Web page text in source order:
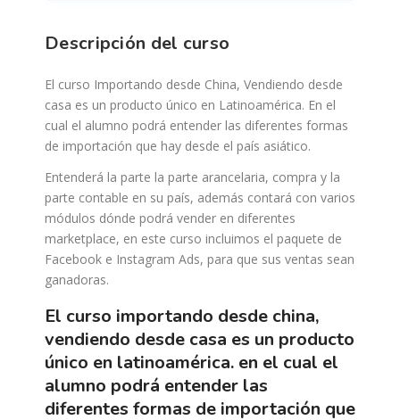
Descripción del curso
El curso Importando desde China, Vendiendo desde
casa es un producto único en Latinoamérica. En el
cual el alumno podrá entender las diferentes formas
de importación que hay desde el país asiático.
Entenderá la parte la parte arancelaria, compra y la
parte contable en su país, además contará con varios
módulos dónde podrá vender en diferentes
marketplace, en este curso incluimos el paquete de
Facebook e Instagram Ads, para que sus ventas sean
ganadoras.
el curso importando desde china,
vendiendo desde casa es un producto
único en latinoamérica. en el cual el
alumno podrá entender las
diferentes formas de importación que